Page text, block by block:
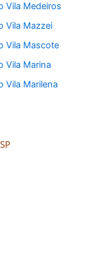
Vila Medeiros
Vila Mazzei
Vila Mascote
Vila Marina
Vila Marilena